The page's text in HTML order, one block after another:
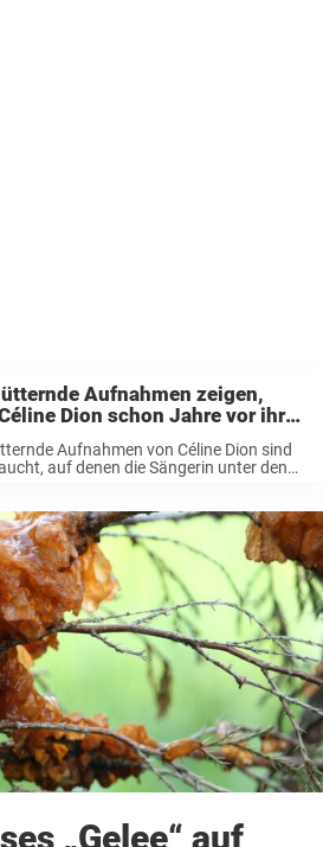
Aufnahmen zeigen,
Dion schon Jahre vor ihrer
litt
Aufnahmen von Céline Dion sind
auf denen die Sängerin unter den
mit, dass bei ihr die unheilbare
Autoimmunerkrankung
...
„Gelee“ auf